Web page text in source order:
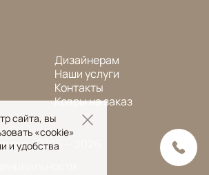
Дизайнерам
Наши услуги
Контакты
Ковры на заказ
2005 — 2026
сайта, вы
«cookie»
и удобства